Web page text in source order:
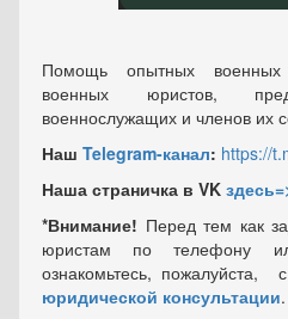
Помощь опытных военных
военных юристов,
военнослужащих и членов их
Наш Telegram-канал: https://
Наша страничка в VK
*Внимание! Перед тем как
юристам по телефону
ознакомьтесь, пожалуйста, с
юридической консультации.